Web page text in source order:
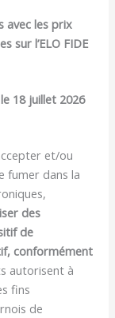
avec les prix
sur l’ELO FIDE
18 juillet 2026
et/ou
fumer dans la
des
de
conformément
autorisent à
fins
de